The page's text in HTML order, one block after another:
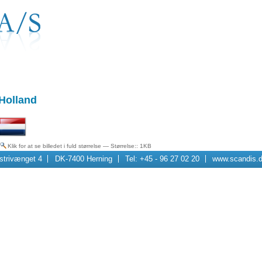
Klik for at se billedet i fuld størrelse — Størrelse:: 1KB
4 DK-7400 Herning Tel: +45 - 96 27 02 20